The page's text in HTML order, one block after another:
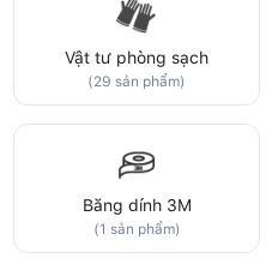
Vật tư phòng sạch
(29 sản phẩm)
Băng dính 3M
(1 sản phẩm)